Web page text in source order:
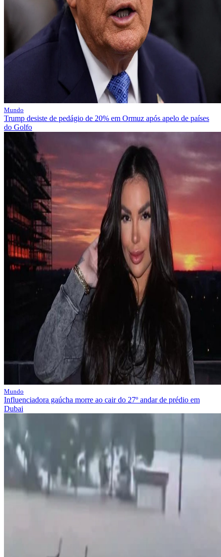
Mundo
Trump desiste de pedágio de 20% em Ormuz após apelo de países
do Golfo
Mundo
Influenciadora gaúcha morre ao cair do 27º andar de prédio em
Dubai